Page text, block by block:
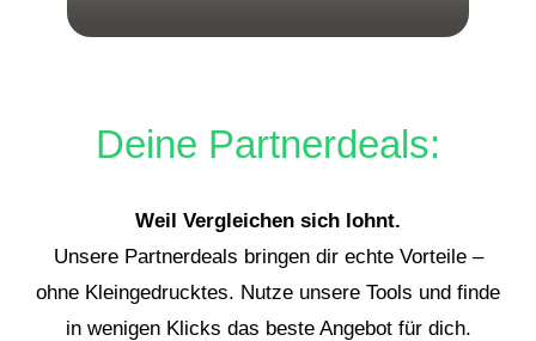
Deine Partnerdeals:
Weil Vergleichen sich lohnt.
Unsere Partnerdeals bringen dir echte Vorteile –
ohne Kleingedrucktes. Nutze unsere Tools und finde
in wenigen Klicks das beste Angebot für dich.